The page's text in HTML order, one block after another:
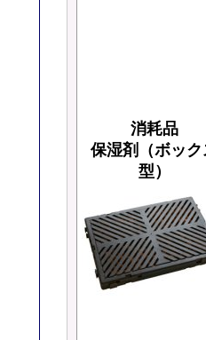
消耗品
保湿剤（ボック
型）